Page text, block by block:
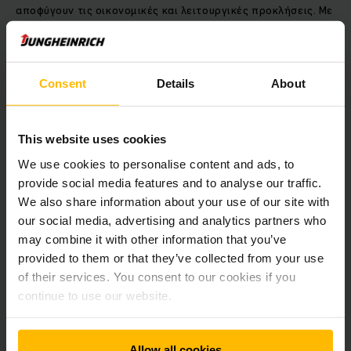
Consent Details About
This website uses cookies
We use cookies to personalise content and ads, to
provide social media features and to analyse our traffic.
We also share information about your use of our site with
our social media, advertising and analytics partners who
may combine it with other information that you’ve
provided to them or that they’ve collected from your use
of their services. You consent to our cookies if you
continue to use our website.
αποφύγουν τις οικονομικές και λειτουργικές προκλήσεις. Με
τεχνολογίες, όπως την τεχνητή νοημοσύνη και τη μηχανική
μάθηση, για να εξασφαλίσουν τον πλήρη και διαφανή έλεγχο
της εφοδιαστικής αλυσίδας. Επιπλέον, με τη δημιουργία
πρακτικών που θα στηρίξουν την εφοδιαστική αλυσίδα για
να αντέξει στο χρόνο.
Μια εταιρία μπορεί να προχωρήσει σε πέντε άμεσες
ενέργειες, ώστε να αντιμετωπίσει τις προκλήσεις για τυχόν
παύσεις της εφοδιαστικής αλυσίδας:
παροχή νέων τρόπων εργασίας, που θα υποστηρίξουν
το εργατικό δυναμικό και την παραγωγικότητα
οργάνωση και παρουσίαση των διαθέσιμων δεδομένων
κατάστασης μεταφοράς και της διαθεσιμότητας των